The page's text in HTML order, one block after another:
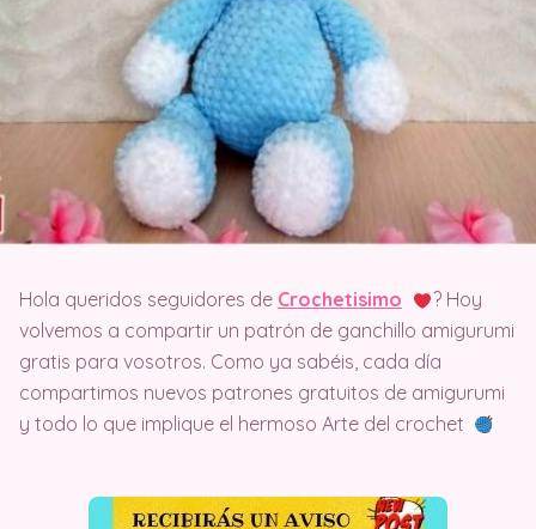
Hola queridos seguidores de Crochetisimo
? Hoy
volvemos a compartir un patrón de ganchillo amigurumi
gratis para vosotros. Como ya sabéis, cada día
compartimos nuevos patrones gratuitos de amigurumi
y todo lo que implique el hermoso Arte del crochet